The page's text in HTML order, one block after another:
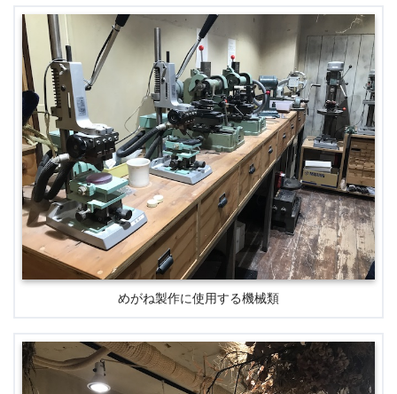
めがね製作に使用する機械類